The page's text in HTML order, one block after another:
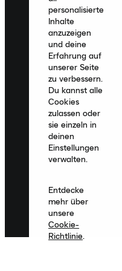
personalisierte
Inhalte
anzuzeigen
und deine
Erfahrung auf
unserer Seite
zu verbessern.
Du kannst alle
Cookies
zulassen oder
sie einzeln in
deinen
Einstellungen
verwalten.
Entdecke
mehr über
unsere
Cookie-
Richtlinie.